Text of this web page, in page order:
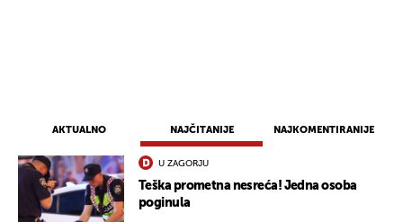
AKTUALNO NAJČITANIJE NAJKOMENTIRANIJE
U ZAGORJU
Teška prometna nesreća! Jedna osoba
poginula